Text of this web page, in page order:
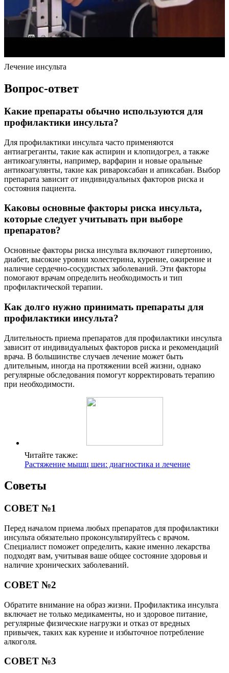
Лечение инсульта
Вопрос-ответ
Какие препараты обычно используются для
профилактики инсульта?
Для профилактики инсульта часто применяются
антиагреганты, такие как аспирин и клопидогрел, а также
антикоагулянты, например, варфарин и новые оральные
антикоагулянты, такие как ривароксабан и апиксабан. Выбор
препарата зависит от индивидуальных факторов риска и
состояния пациента.
Каковы основные факторы риска инсульта,
которые следует учитывать при выборе
препаратов?
Основные факторы риска инсульта включают гипертонию,
диабет, высокие уровни холестерина, курение, ожирение и
наличие сердечно-сосудистых заболеваний. Эти факторы
помогают врачам определить необходимость и тип
профилактической терапии.
Как долго нужно принимать препараты для
профилактики инсульта?
Длительность приема препаратов для профилактики инсульта
зависит от индивидуальных факторов риска и рекомендаций
врача. В большинстве случаев лечение может быть
длительным, иногда на протяжении всей жизни, однако
регулярные обследования помогут корректировать терапию
при необходимости.
Читайте также:
Растяжение мышц шеи: диагностика и лечение
Советы
СОВЕТ №1
Перед началом приема любых препаратов для профилактики
инсульта обязательно проконсультируйтесь с врачом.
Специалист поможет определить, какие именно лекарства
подходят вам, учитывая ваше общее состояние здоровья и
наличие хронических заболеваний.
СОВЕТ №2
Обратите внимание на образ жизни. Профилактика инсульта
включает не только медикаменты, но и здоровое питание,
регулярные физические нагрузки и отказ от вредных
привычек, таких как курение и избыточное потребление
алкоголя.
СОВЕТ №3